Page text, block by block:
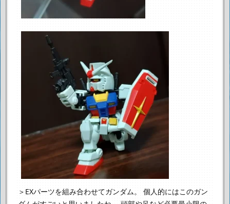
＞EXパーツを組み合わせてガンダム。
個人的にはこのガン